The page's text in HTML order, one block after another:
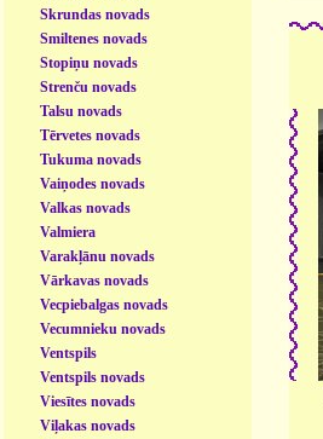
Skrundas novads
Smiltenes novads
Stopiņu novads
Strenču novads
Talsu novads
Tērvetes novads
Tukuma novads
Vaiņodes novads
Valkas novads
Valmiera
Varakļānu novads
Vārkavas novads
Vecpiebalgas novads
Vecumnieku novads
Ventspils
Ventspils novads
Viesītes novads
Viļakas novads